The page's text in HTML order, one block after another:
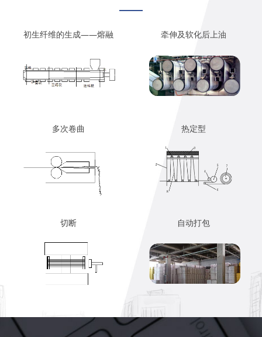
初生纤维的生成——熔融 牵伸及软化后上油
多次卷曲 热定型
切断 自动打包